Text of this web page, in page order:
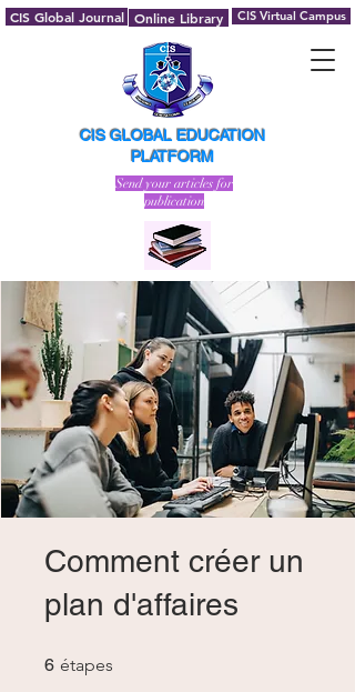
CIS Virtual Campus
CIS GLOBAL EDUCATION
PLATFORM
CIS Global Journal Online Library
Send your articles for
publication
Comment créer un
plan d'affaires
6 étapes